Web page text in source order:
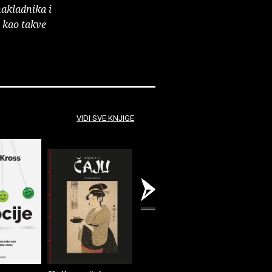
i
takve
VIDI SVE KNJIGE